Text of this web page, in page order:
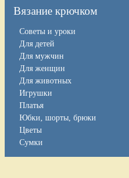
Вязание крючком
Советы и уроки
Для детей
Для мужчин
Для женщин
Для животных
Игрушки
Платья
Юбки, шорты, брюки
Цветы
Сумки